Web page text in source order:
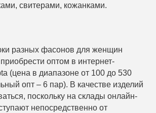
свитерами, кожанками.
разных фасонов для женщин
оптом в интернет-
(цена в диапазоне от 100 до 530
опт – 6 пар). В качестве изделий
поскольку на склады онлайн-
непосредственно от